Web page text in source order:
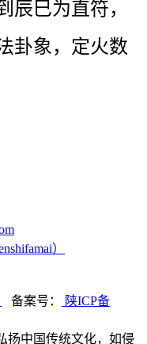
辰巳为直符，
卦象，定火数
）
备案号：
陕ICP备
扬中国传统文化，如侵